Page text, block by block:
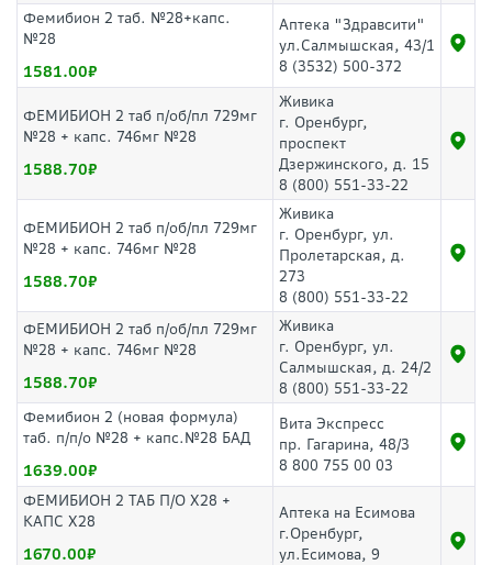
Фемибион 2 таб. №28+капс.
№28
1581.00
Аптека "Здравсити"
ул.Салмышская, 43/1
8 (3532) 500-372
ФЕМИБИОН 2 таб п/об/пл 729мг
№28 + капс. 746мг №28
1588.70
Живика
г. Оренбург,
проспект
Дзержинского, д. 15
8 (800) 551-33-22
ФЕМИБИОН 2 таб п/об/пл 729мг
№28 + капс. 746мг №28
1588.70
Живика
г. Оренбург, ул.
Пролетарская, д.
273
8 (800) 551-33-22
ФЕМИБИОН 2 таб п/об/пл 729мг
№28 + капс. 746мг №28
1588.70
Живика
г. Оренбург, ул.
Салмышская, д. 24/2
8 (800) 551-33-22
Фемибион 2 (новая формула)
таб. п/п/о №28 + капс.№28 БАД
1639.00
Вита Экспресс
пр. Гагарина, 48/3
8 800 755 00 03
ФЕМИБИОН 2 ТАБ П/О Х28 +
КАПС Х28
1670.00
Аптека на Есимова
г.Оренбург,
ул.Есимова, 9